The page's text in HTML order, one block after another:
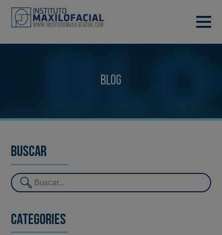
Blog
Buscar
Categories